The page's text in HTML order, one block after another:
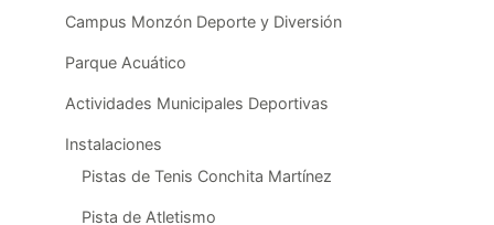
Campus Monzón Deporte y Diversión
Parque Acuático
Actividades Municipales Deportivas
Instalaciones
Pistas de Tenis Conchita Martínez
Pista de Atletismo